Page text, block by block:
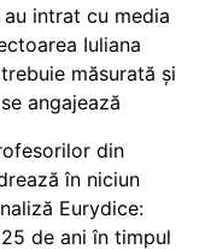
intrat cu media
Iuliana
măsurată și
angajează
din
în niciun
Eurydice:
de ani în timpul